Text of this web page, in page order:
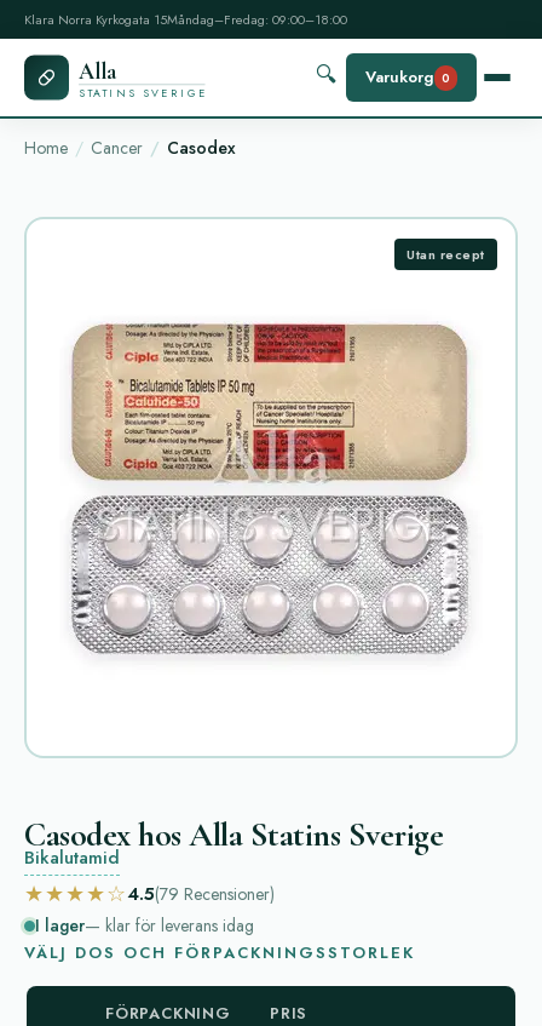
Klara Norra Kyrkogata 15Måndag–Fredag: 09:00–18:00
Alla
STATINS SVERIGE
🔍 Varukorg 0
Home Cancer Casodex
Utan recept
Casodex hos Alla Statins Sverige
Bikalutamid
★★★★☆4.5(79 Recensioner)
I lager— klar för leverans idag
VÄLJ DOS OCH FÖRPACKNINGSSTORLEK
FÖRPACKNING PRIS